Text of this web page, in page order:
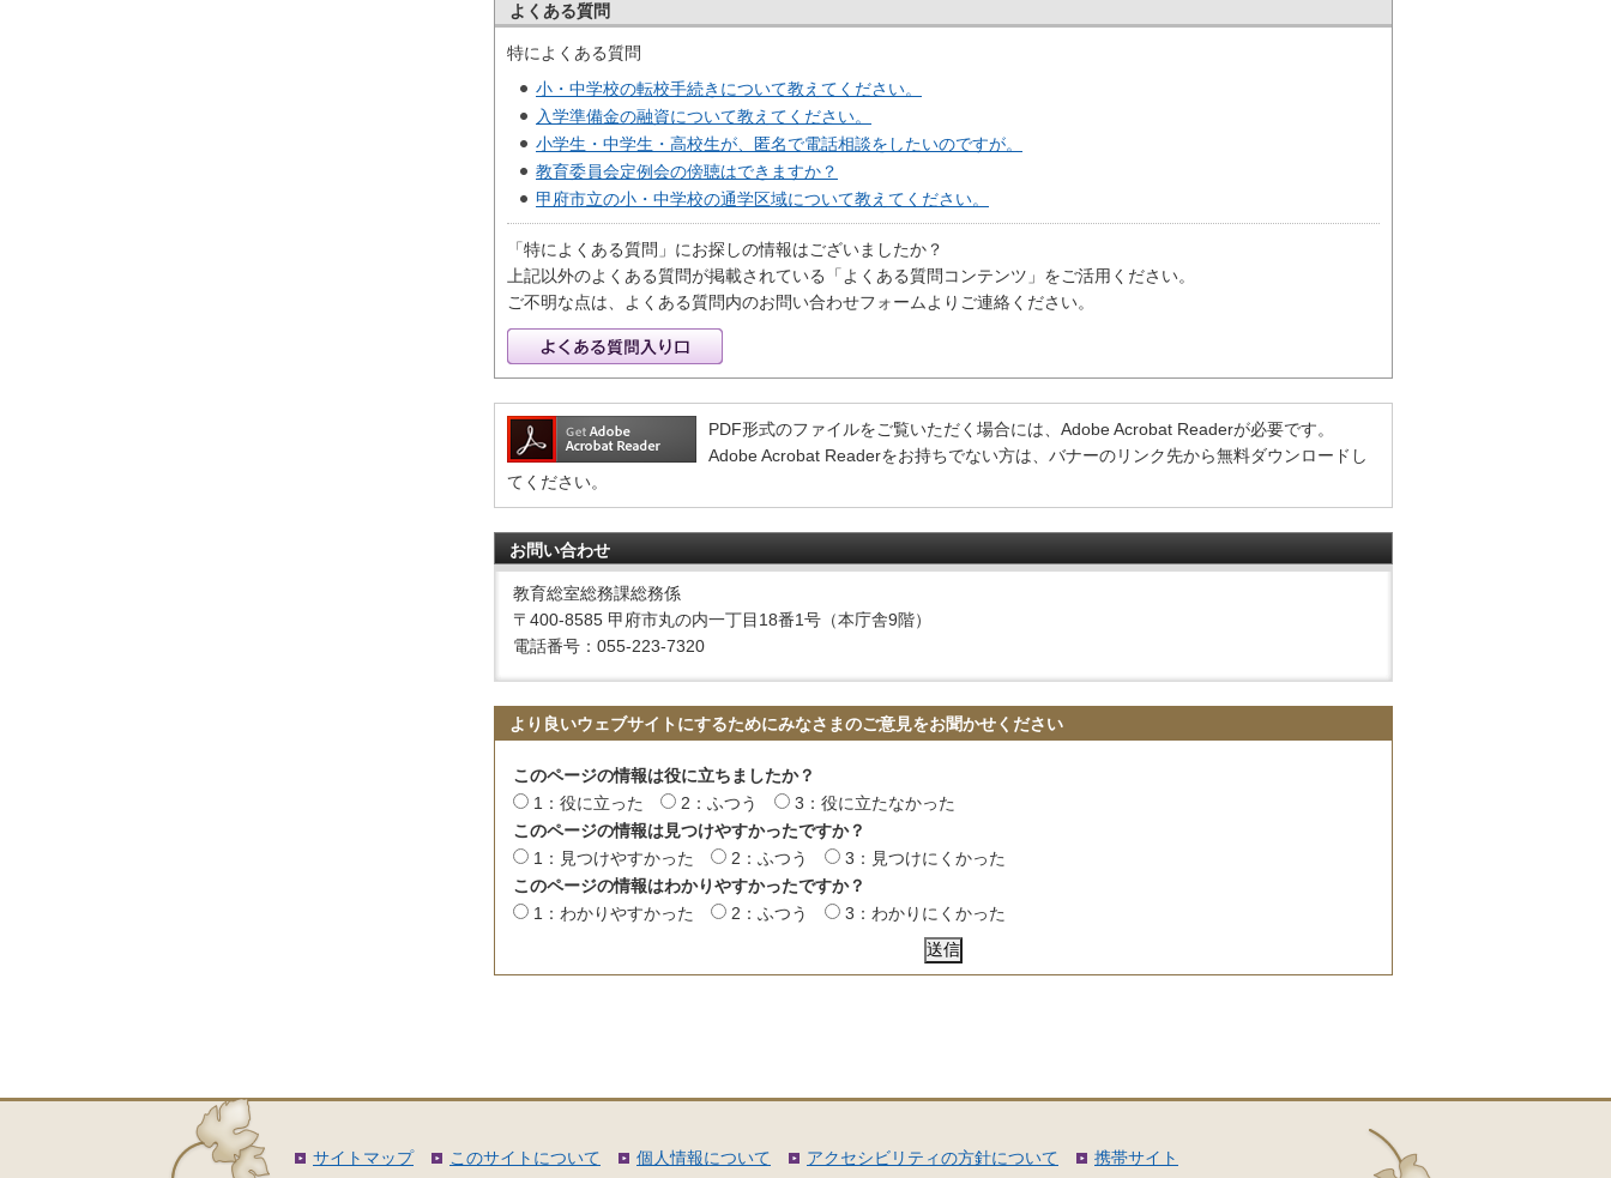
よくある質問
特によくある質問
小・中学校の転校手続きについて教えてください。
入学準備金の融資について教えてください。
小学生・中学生・高校生が、匿名で電話相談をしたいのですが。
教育委員会定例会の傍聴はできますか？
甲府市立の小・中学校の通学区域について教えてください。
「特によくある質問」にお探しの情報はございましたか？
上記以外のよくある質問が掲載されている「よくある質問コンテンツ」をご活用ください。
ご不明な点は、よくある質問内のお問い合わせフォームよりご連絡ください。
PDF形式のファイルをご覧いただく場合には、Adobe Acrobat Readerが必要です。
Adobe Acrobat Readerをお持ちでない方は、バナーのリンク先から無料ダウンロードし
てください。
お問い合わせ
教育総室総務課総務係
〒400-8585 甲府市丸の内一丁目18番1号（本庁舎9階）
電話番号：055-223-7320
より良いウェブサイトにするためにみなさまのご意見をお聞かせください
このページの情報は役に立ちましたか？
1：役に立った
2：ふつう
3：役に立たなかった
このページの情報は見つけやすかったですか？
1：見つけやすかった
2：ふつう
3：見つけにくかった
このページの情報はわかりやすかったですか？
1：わかりやすかった
2：ふつう 3：わかりにくかった
サイトマップ このサイトについて 個人情報について アクセシビリティの方針について 携帯サイト